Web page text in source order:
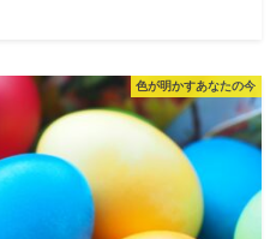
色が明かすあなたの今